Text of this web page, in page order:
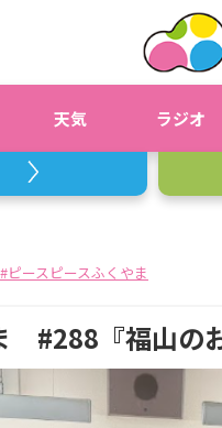
天気 ラジオ
ピースピースふくやま
#288『福山の